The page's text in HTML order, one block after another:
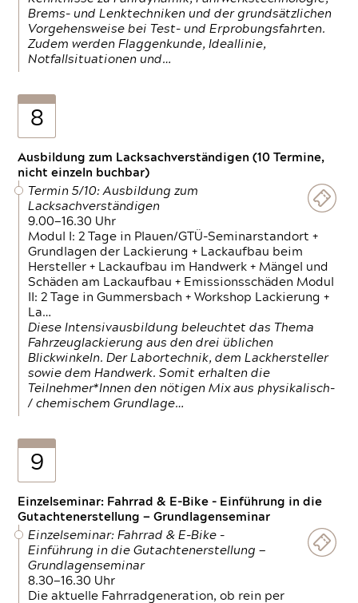
Brems- und Lenktechniken und der grundsätzlichen
Vorgehensweise bei Test- und Erprobungsfahrten.
Zudem werden Flaggenkunde, Ideallinie,
Notfallsituationen und…
8
Ausbildung zum Lacksachverständigen (10 Termine,
nicht einzeln buchbar)
Termin 5/10: Ausbildung zum
Lacksachverständigen
9.00—16.30 Uhr
Modul I: 2 Tage in Plauen/GTÜ-Seminarstandort +
Grundlagen der Lackierung + Lackaufbau beim
Hersteller + Lackaufbau im Handwerk + Mängel und
Schäden am Lackaufbau + Emissionsschäden Modul
II: 2 Tage in Gummersbach + Workshop Lackierung +
La…
Diese Intensivausbildung beleuchtet das Thema
Fahrzeuglackierung aus den drei üblichen
Blickwinkeln. Der Labortechnik, dem Lackhersteller
sowie dem Handwerk. Somit erhalten die
Teilnehmer*Innen den nötigen Mix aus physikalisch-
/ chemischem Grundlage…
9
Einzelseminar: Fahrrad & E-Bike - Einführung in die
Gutachtenerstellung — Grundlagenseminar
Einzelseminar: Fahrrad & E-Bike -
Einführung in die Gutachtenerstellung —
Grundlagenseminar
8.30—16.30 Uhr
Die aktuelle Fahrradgeneration, ob rein per